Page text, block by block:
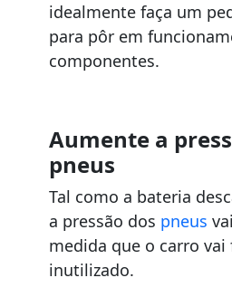
idealmente faça um
para pôr em
componentes.
Aumente a
pneus
Tal como a bateria
a pressão dos pneus
medida que o carro vai
inutilizado.